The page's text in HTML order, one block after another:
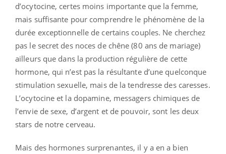
d’ocytocine, certes moins importante que la femme,
mais suffisante pour comprendre le phénomène de la
durée exceptionnelle de certains couples. Ne cherchez
pas le secret des noces de chêne (80 ans de mariage)
ailleurs que dans la production régulière de cette
hormone, qui n’est pas la résultante d’une quelconque
stimulation sexuelle, mais de la tendresse des caresses.
L’ocytocine et la dopamine, messagers chimiques de
l’envie de sexe, d’argent et de pouvoir, sont les deux
stars de notre cerveau.
Mais des hormones surprenantes, il y a en a bien